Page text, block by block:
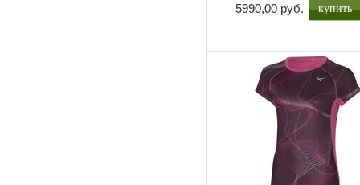
5990,00 руб. купить